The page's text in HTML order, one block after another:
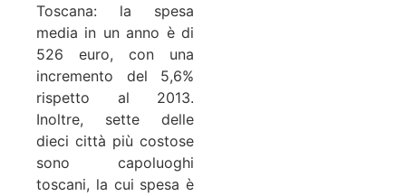
Toscana: la spesa
media in un anno è di
526 euro, con una
incremento del 5,6%
rispetto al 2013.
Inoltre, sette delle
dieci città più costose
sono capoluoghi
toscani, la cui spesa è